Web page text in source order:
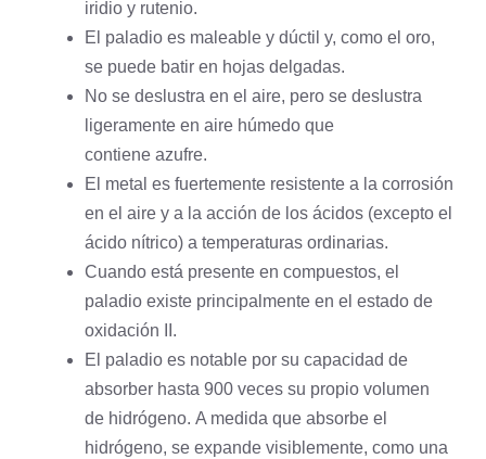
iridio y rutenio.
El paladio es maleable y dúctil y, como el oro,
se puede batir en hojas delgadas.
No se deslustra en el aire, pero se deslustra
ligeramente en aire húmedo que
contiene azufre.
El metal es fuertemente resistente a la corrosión
en el aire y a la acción de los ácidos (excepto el
ácido nítrico) a temperaturas ordinarias.
Cuando está presente en compuestos, el
paladio existe principalmente en el estado de
oxidación II.
El paladio es notable por su capacidad de
absorber hasta 900 veces su propio volumen
de hidrógeno. A medida que absorbe el
hidrógeno, se expande visiblemente, como una